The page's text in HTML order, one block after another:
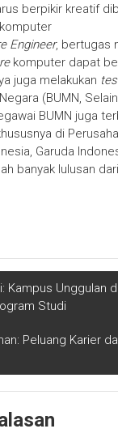
berpikir kreatif
Engineer, bertugas
komputer dapat
juga melakukan
(BUMN,
BUMN juga
di
Garuda
banyak lulusan
Kampus Unggulan
Studi
Peluang Karier